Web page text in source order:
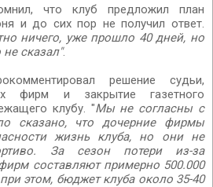
что клуб предложил план
и до сих пор не получил ответ.
ничего, уже прошло 40 дней, но
сказал".
решение судьи,
фирм и закрытие газетного
клубу. "Мы не согласны с
сказано, что дочерние фирмы
жизнь клуба, но они не
За сезон потери из-за
составляют примерно 500.000
этом, бюджет клуба около 35-40